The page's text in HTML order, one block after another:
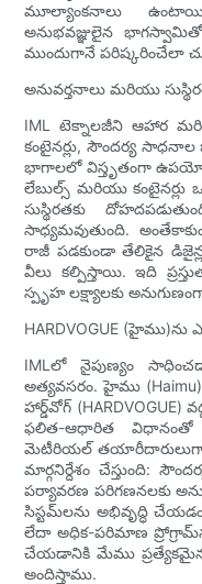
మూల్యాంకనాలు ఉంటాయి.
అనుభవజ్ఞులైన
ముందుగానే పరిష్కరించేలా
అనువర్తనాలు మరియు
IML టెక్నాలజీని ఆహార
కంటైనర్లు, సౌందర్య
భాగాలలో విస్తృతంగా
లేబుల్స్ మరియు
సుస్థిరతకు
సాధ్యమవుతుంది.
రాజీ పడకుండా తేలికైన
వీలు కల్పిస్తాయి. ఇది
స్పృహ లక్ష్యాలకు
HARDVOGUE (హైము)ను
IMLలో నైపుణ్యం
అత్యవసరం. హైము
హార్డ్‌వోగ్
ఫలిత-ఆధారిత విధానంతో
మెటీరియల్ తయారీదారులుగా
మార్గనిర్దేశం చేస్తుంది:
పర్యావరణ పరిగణనలకు
సిస్టమ్‌లను అభివృద్ధి
లేదా అధిక-పరిమాణ
చేయడానికి మేము ప్రత్యేకమైన
అందిస్తాము.